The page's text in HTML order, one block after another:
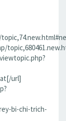
url]
bi-chi-trich-